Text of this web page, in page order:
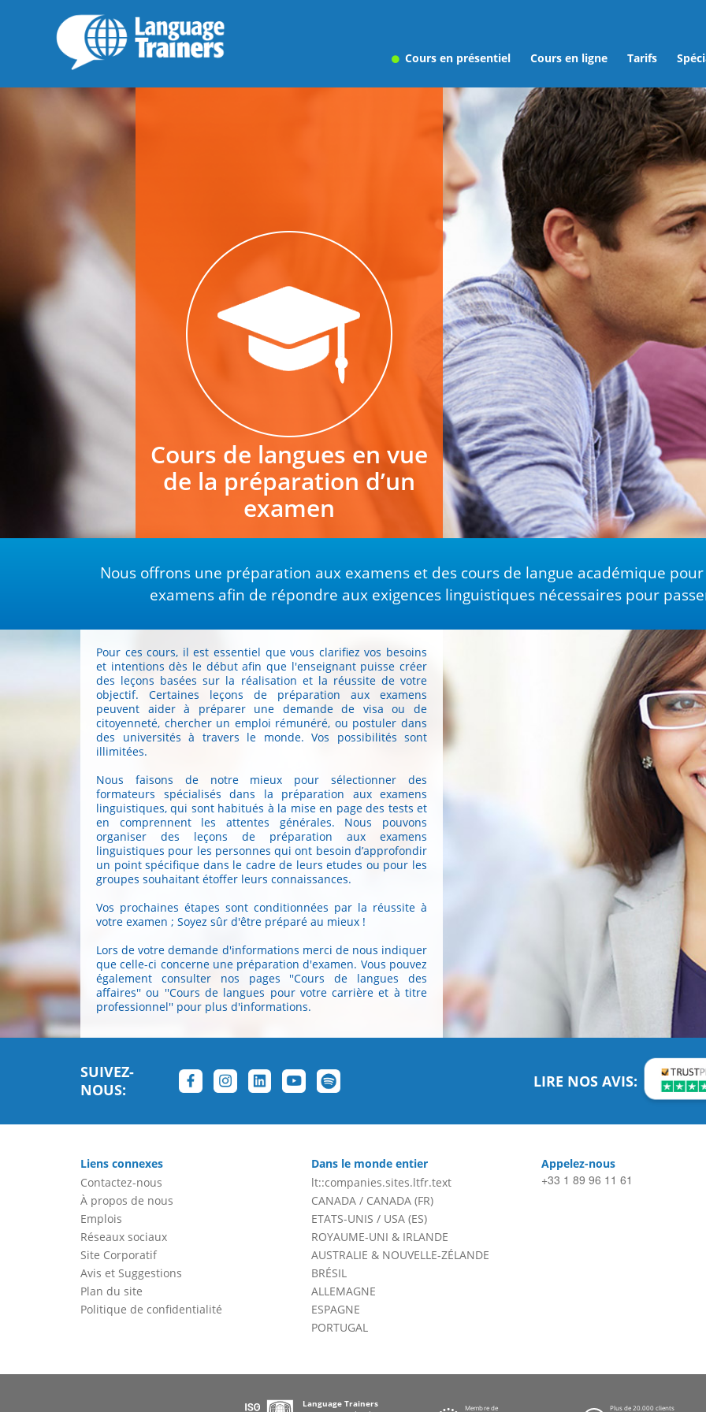
Cours en présentiel Cours en ligne Tarifs
Cours de langues en vue
de la préparation d’un
examen
Nous offrons une préparation aux examens et des cours de langue académique
examens afin de répondre aux exigences linguistiques nécessaires pour
Pour ces cours, il est essentiel que vous clarifiez vos besoins
et intentions dès le début afin que l'enseignant puisse créer
des leçons basées sur la réalisation et la réussite de votre
objectif. Certaines leçons de préparation aux examens
peuvent aider à préparer une demande de visa ou de
citoyenneté, chercher un emploi rémunéré, ou postuler dans
des universités à travers le monde. Vos possibilités sont
illimitées.
Nous faisons de notre mieux pour sélectionner des
formateurs spécialisés dans la préparation aux examens
linguistiques, qui sont habitués à la mise en page des tests et
en comprennent les attentes générales. Nous pouvons
organiser des leçons de préparation aux examens
linguistiques pour les personnes qui ont besoin d’approfondir
un point spécifique dans le cadre de leurs etudes ou pour les
groupes souhaitant étoffer leurs connaissances.
Vos prochaines étapes sont conditionnées par la réussite à
votre examen ; Soyez sûr d'être préparé au mieux !
Lors de votre demande d'informations merci de nous indiquer
que celle-ci concerne une préparation d'examen. Vous pouvez
également consulter nos pages ''Cours de langues des
affaires'' ou ''Cours de langues pour votre carrière et à titre
professionnel'' pour plus d'informations.
SUIVEZ-
NOUS:
LIRE NOS AVIS:
Liens connexes
Contactez-nous
À propos de nous
Emplois
Réseaux sociaux
Site Corporatif
Avis et Suggestions
Plan du site
Politique de confidentialité
Dans le monde entier
lt::companies.sites.ltfr.text
CANADA/ CANADA (FR)
ETATS-UNIS / USA (ES)
ROYAUME-UNI & IRLANDE
AUSTRALIE & NOUVELLE-ZÉLANDE
BRÉSIL
ALLEMAGNE
ESPAGNE
PORTUGAL
Appelez-nous
+33 1 89 96 11 61